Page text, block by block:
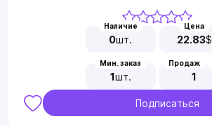
Наличие
0шт.
Цена
22.83$
Мин. заказ
1шт.
Продаж
1
Подписаться